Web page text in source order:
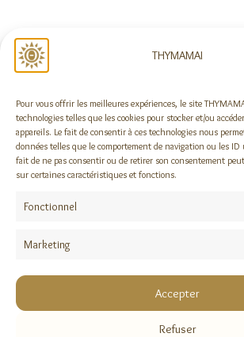
THYMAMAI
Pour vous offrir les meilleures expériences, le site
technologies telles que les cookies pour stocker et/ou
appareils. Le fait de consentir à ces technologies nous
données telles que le comportement de navigation ou les
fait de ne pas consentir ou de retirer son consentement
sur certaines caractéristiques et fonctions.
Fonctionnel
Marketing
Accepter
Refuser
Rejoindre la newsletter !
Mentions légales
Conditions Générales de